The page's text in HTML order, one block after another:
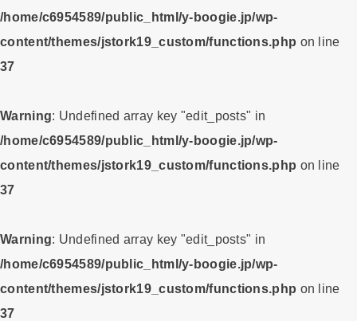
/home/c6954589/public_html/y-boogie.jp/wp-
content/themes/jstork19_custom/functions.php on line
37
Warning: Undefined array key "edit_posts" in
/home/c6954589/public_html/y-boogie.jp/wp-
content/themes/jstork19_custom/functions.php on line
37
Warning: Undefined array key "edit_posts" in
/home/c6954589/public_html/y-boogie.jp/wp-
content/themes/jstork19_custom/functions.php on line
37